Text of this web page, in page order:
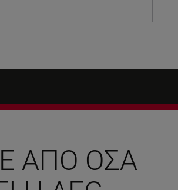
ΑΠΌ ΌΣΑ